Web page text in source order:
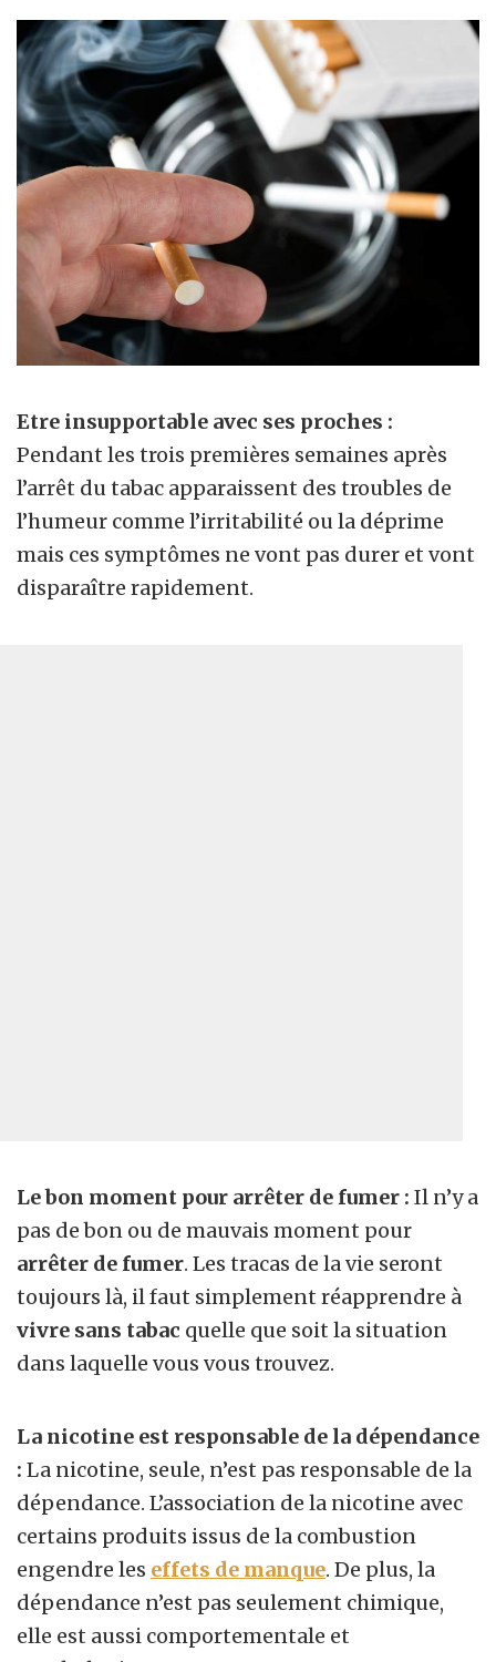
Etre insupportable avec ses proches :
Pendant les trois premières semaines après
l’arrêt du tabac apparaissent des troubles de
l’humeur comme l’irritabilité ou la déprime
mais ces symptômes ne vont pas durer et vont
disparaître rapidement.
Le bon moment pour arrêter de fumer : Il n’y a
pas de bon ou de mauvais moment pour
arrêter de fumer. Les tracas de la vie seront
toujours là, il faut simplement réapprendre à
vivre sans tabac quelle que soit la situation
dans laquelle vous vous trouvez.
La nicotine est responsable de la dépendance
: La nicotine, seule, n’est pas responsable de la
dépendance. L’association de la nicotine avec
certains produits issus de la combustion
engendre les effets de manque. De plus, la
dépendance n’est pas seulement chimique,
elle est aussi comportementale et